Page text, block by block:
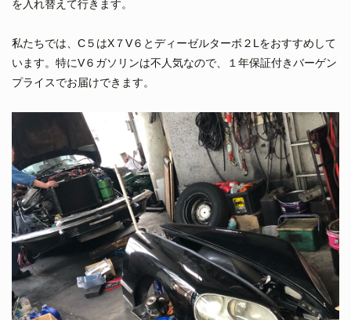
を入れ替えて行きます。
私たちでは、C５はX７V６とディーゼルターボ２Lをおすすめして
います。特にV６ガソリンは不人気なので、１年保証付きバーゲン
プライスでお届けできます。